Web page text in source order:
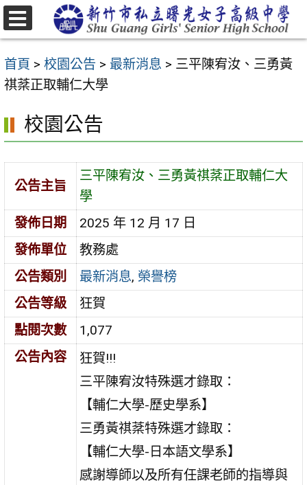
跳
至
要
內
區
首頁 > 校園公告 > 最新消息 > 三平陳宥汝、三勇黃
祺棻正取輔仁大學
校園公告
公告主旨
三平陳宥汝、三勇黃祺棻正取輔仁大
學
發佈日期
2025 年 12 月 17 日
發佈單位
教務處
公告類別
最新消息, 榮譽榜
公告等級
狂賀
點閱次數
1,077
公告內容
狂賀!!!
三平陳宥汝特殊選才錄取：
【輔仁大學-歷史學系】
三勇黃祺棻特殊選才錄取：
【輔仁大學-日本語文學系】
感謝導師以及所有任課老師的指導與
選
單